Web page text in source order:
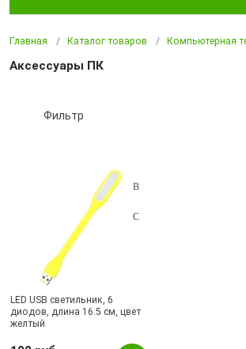
Главная Каталог товаров Компьютерная
Аксессуары ПК
Фильтр
Подбор параметров
Желтый
Наличие в магазинах
Pаспределительный центр
LED USB светильник, 6
диодов, длина 16.5 см, цвет
желтый